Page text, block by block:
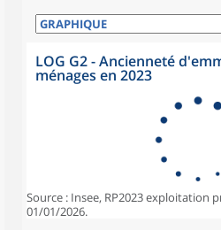
LOG G2 - Ancienneté
ménages en 2023
Source : Insee, RP2023 exploitation
01/01/2026.